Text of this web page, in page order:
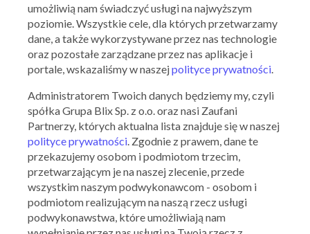
Ważna: 30.07.2026 - 08.08.2026
umożliwią nam świadczyć usługi na najwyższym
poziomie. Wszystkie cele, dla których przetwarzamy
dane, a także wykorzystywane przez nas technologie
oraz pozostałe zarządzane przez nas aplikacje i
portale, wskazaliśmy w naszejpolityce prywatności
Administratorem Twoich danych będziemy my, czyli
spółka Grupa Blix Sp. z o.o. oraz nasi Zaufani
Partnerzy, których aktualna lista znajduje się w naszej
polityce prywatności . Zgodnie z prawem, dane te
przekazujemy osobom i podmiotom trzecim,
przetwarzającym je na naszej zlecenie, przede
wszystkim naszym podwykonawcom - osobom i
podmiotom realizującym na naszą rzecz usługi
podwykonawstwa, które umożliwiają nam